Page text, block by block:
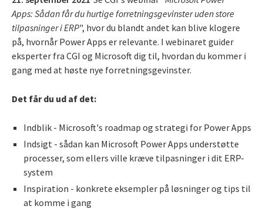
Apps: Sådan får du hurtige forretningsgevinster uden store
tilpasninger i ERP", hvor du blandt andet kan blive klogere
på, hvornår Power Apps er relevante. I webinaret guider
eksperter fra CGI og Microsoft dig til, hvordan du kommer i
gang med at høste nye forretningsgevinster.
Det får du ud af det:
Indblik - Microsoft's roadmap og strategi for Power Apps
Indsigt - sådan kan Microsoft Power Apps understøtte
processer, som ellers ville kræve tilpasninger i dit ERP-
system
Inspiration - konkrete eksempler på løsninger og tips til
at komme i gang